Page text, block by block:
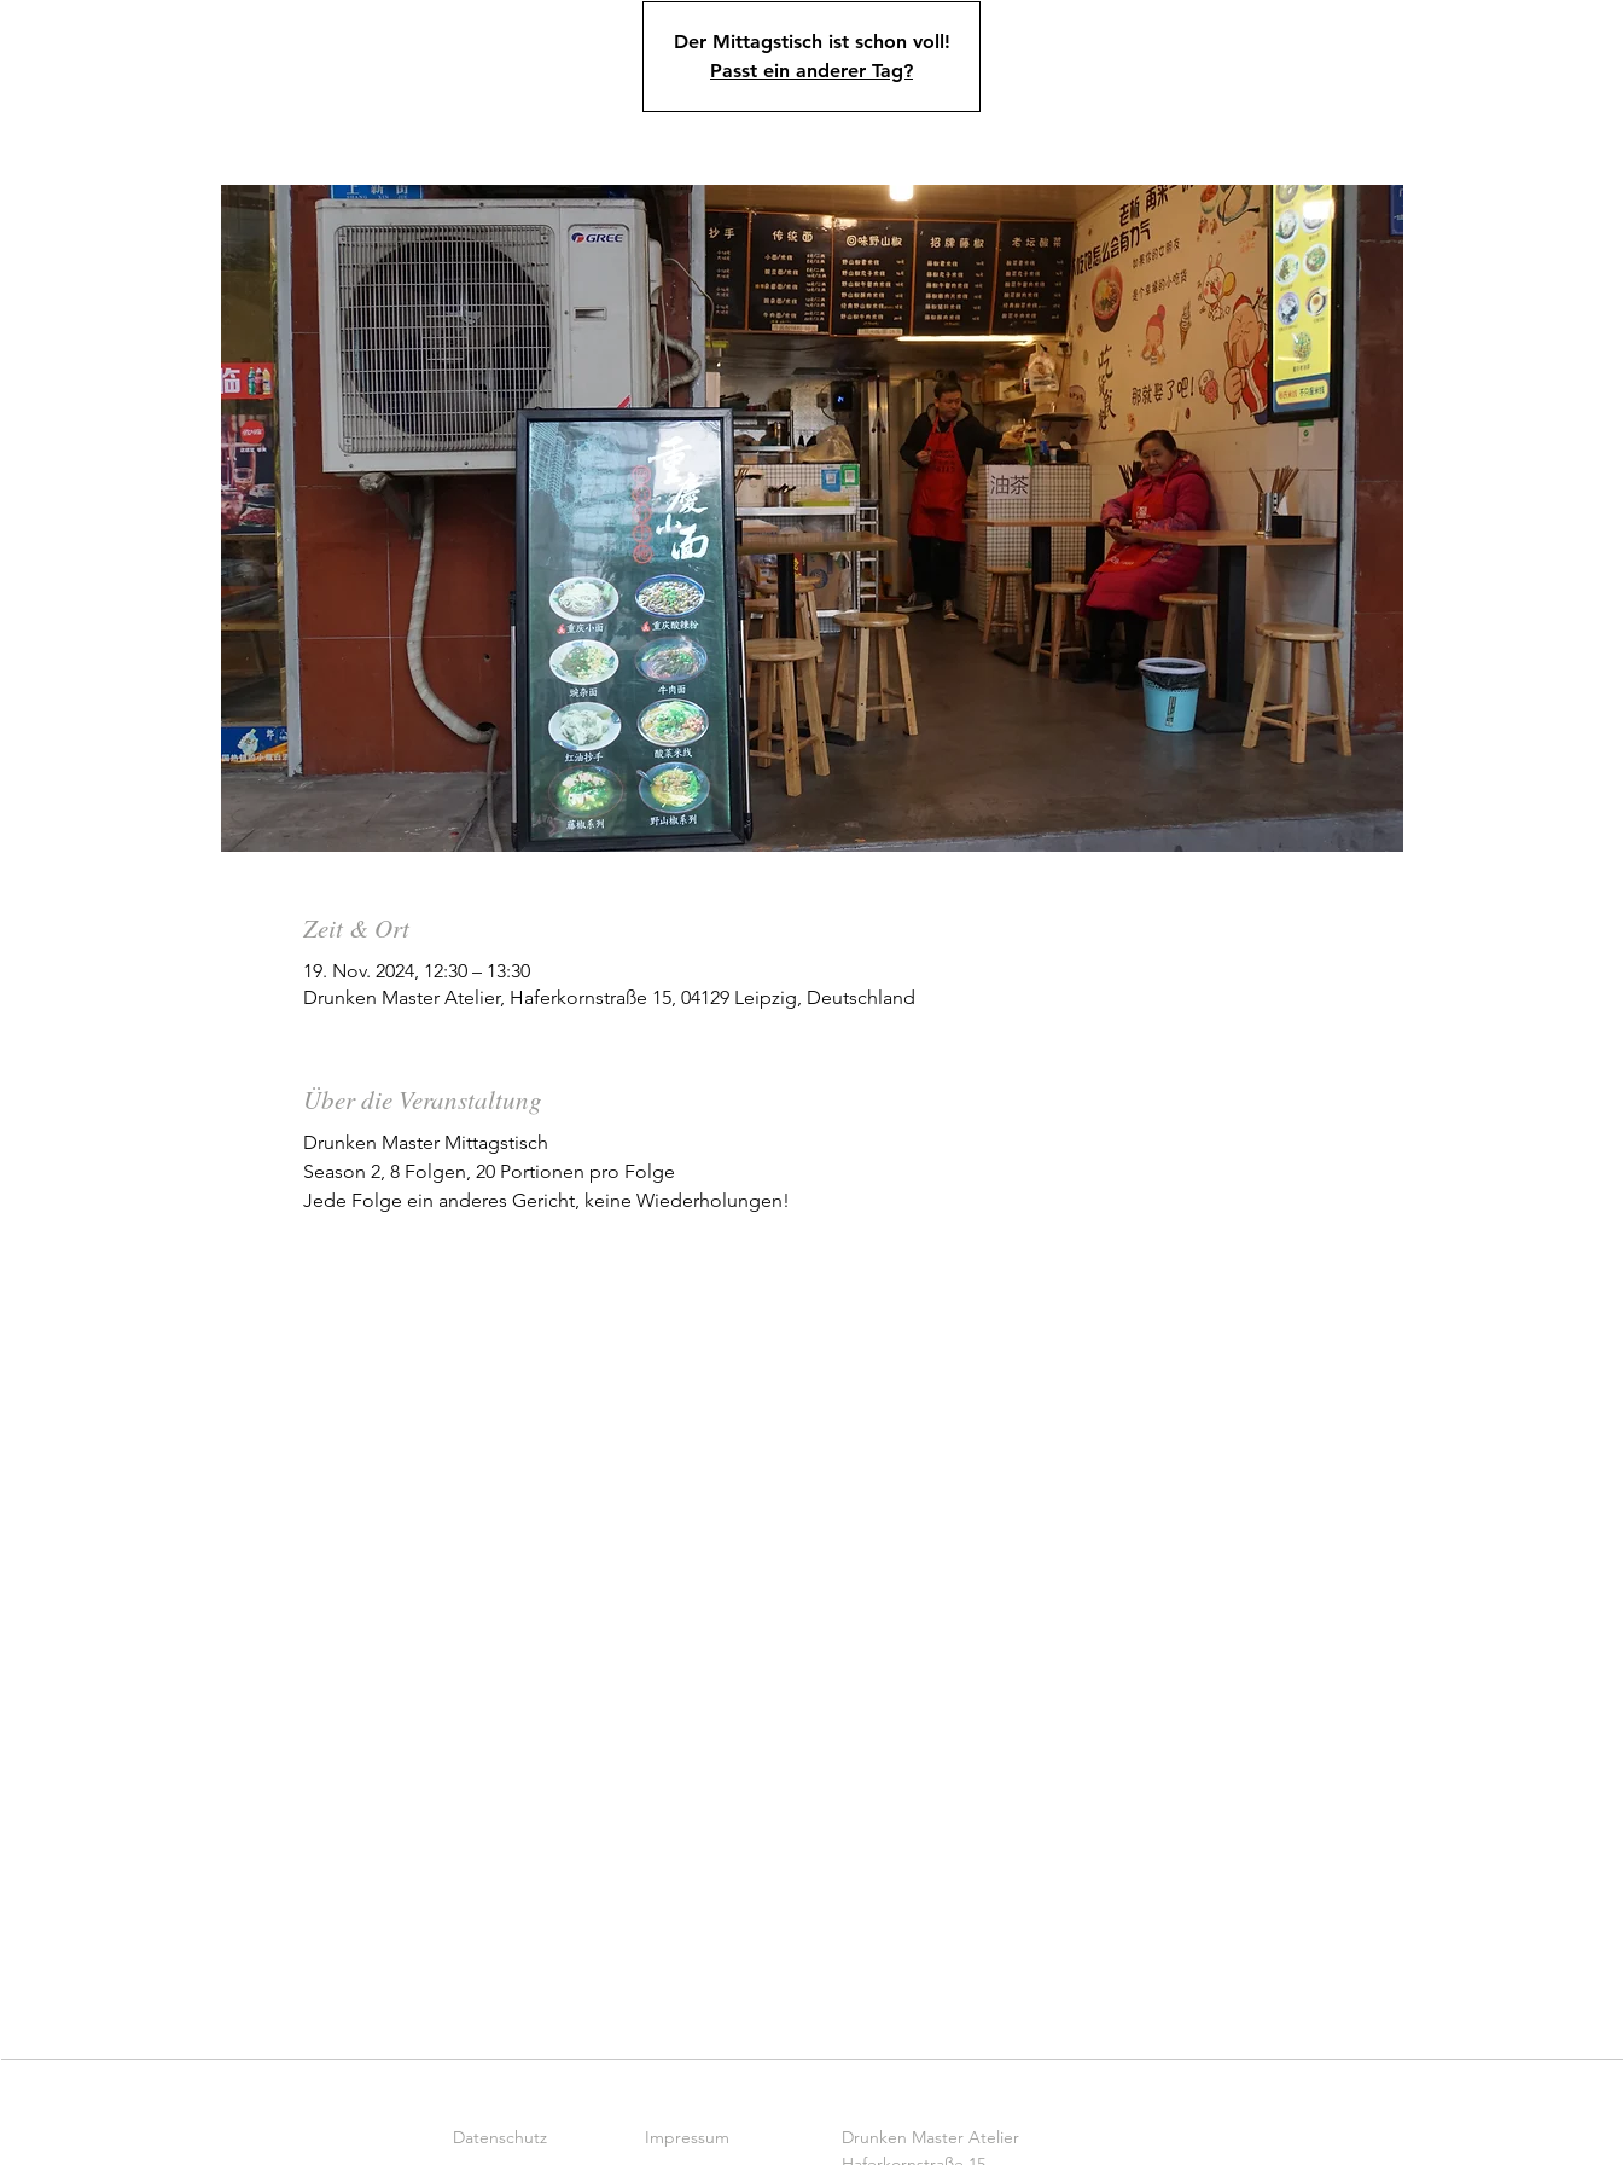
Der Mittagstisch ist schon voll!
Passt ein anderer Tag?
Zeit & Ort
19. Nov. 2024, 12:30 – 13:30
Drunken Master Atelier, Haferkornstraße 15, 04129 Leipzig, Deutschland
Über die Veranstaltung
Drunken Master Mittagstisch
Season 2, 8 Folgen, 20 Portionen pro Folge
Jede Folge ein anderes Gericht, keine Wiederholungen!
Datenschutz Impressum
Drunken Master Atelier